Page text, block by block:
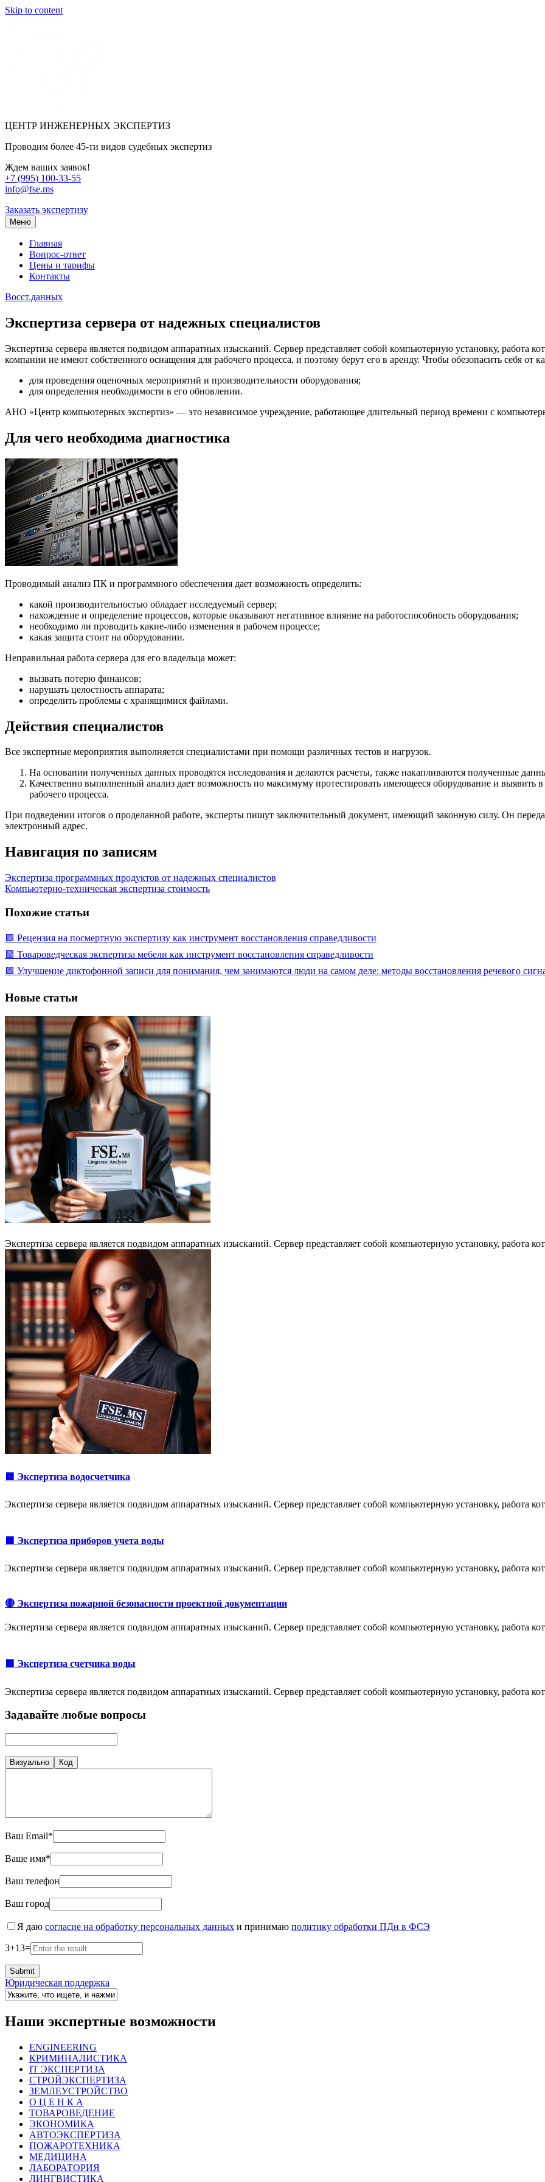
Skip to content
ЦЕНТР ИНЖЕНЕРНЫХ ЭКСПЕРТИЗ
Проводим более 45-ти видов судебных экспертиз
Ждем ваших заявок!
+7 (995) 100-33-55
info@fse.ms
Заказать экспертизу
Меню
Главная
Вопрос-ответ
Цены и тарифы
Контакты
Восст.данных
Экспертиза сервера от надежных специалистов
Экспертиза сервера является подвидом аппаратных изысканий. Сервер представляет собой компьютерную установку, работа
компании не имеют собственного оснащения для рабочего процесса, и поэтому берут его в аренду. Чтобы обезопасить себя
для проведения оценочных мероприятий и производительности оборудования;
для определения необходимости в его обновлении.
АНО «Центр компьютерных экспертиз» — это независимое учреждение, работающее длительный период времени с
Для чего необходима диагностика
Проводимый анализ ПК и программного обеспечения дает возможность определить:
какой производительностью обладает исследуемый сервер;
нахождение и определение процессов, которые оказывают негативное влияние на работоспособность оборудования;
необходимо ли проводить какие-либо изменения в рабочем процессе;
какая защита стоит на оборудовании.
Неправильная работа сервера для его владельца может:
вызвать потерю финансов;
нарушать целостность аппарата;
определить проблемы с хранящимися файлами.
Действия специалистов
Все экспертные мероприятия выполняется специалистами при помощи различных тестов и нагрузок.
На основании полученных данных проводятся исследования и делаются расчеты, также накапливаются полученные
Качественно выполненный анализ дает возможность по максимуму протестировать имеющееся оборудование и
рабочего процесса.
При подведении итогов о проделанной работе, эксперты пишут заключительный документ, имеющий законную силу. Он
электронный адрес.
Навигация по записям
Экспертиза программных продуктов от надежных специалистов
Компьютерно-техническая экспертиза стоимость
Похожие статьи
🟩 Рецензия на посмертную экспертизу как инструмент восстановления справедливости
🟩 Товароведческая экспертиза мебели как инструмент восстановления справедливости
🟩 Улучшение диктофонной записи для понимания, чем занимаются люди на самом деле: методы восстановления речевого
Новые статьи
Экспертиза сервера является подвидом аппаратных изысканий. Сервер представляет собой компьютерную установку, работа
🟥 Экспертиза водосчетчика
Экспертиза сервера является подвидом аппаратных изысканий. Сервер представляет собой компьютерную установку, работа
🟩 Экспертиза приборов учета воды
Экспертиза сервера является подвидом аппаратных изысканий. Сервер представляет собой компьютерную установку, работа
🔴 Экспертиза пожарной безопасности проектной документации
Экспертиза сервера является подвидом аппаратных изысканий. Сервер представляет собой компьютерную установку, работа
🟩 Экспертиза счетчика воды
Экспертиза сервера является подвидом аппаратных изысканий. Сервер представляет собой компьютерную установку, работа
Задавайте любые вопросы
Визуально Код
Ваш Email*
Ваше имя*
Ваш телефон
Ваш город
Я даю согласие на обработку персональных данных и принимаю политику обработки ПДн в ФСЭ
3+13=
Юридическая поддержка
Наши экспертные возможности
ENGINEERING
КРИМИНАЛИСТИКА
IT ЭКСПЕРТИЗА
СТРОЙЭКСПЕРТИЗА
ЗЕМЛЕУСТРОЙСТВО
О Ц Е Н К А
ТОВАРОВЕДЕНИЕ
ЭКОНОМИКА
АВТОЭКСПЕРТИЗА
ПОЖАРОТЕХНИКА
МЕДИЦИНА
ЛАБОРАТОРИЯ
ЛИНГВИСТИКА